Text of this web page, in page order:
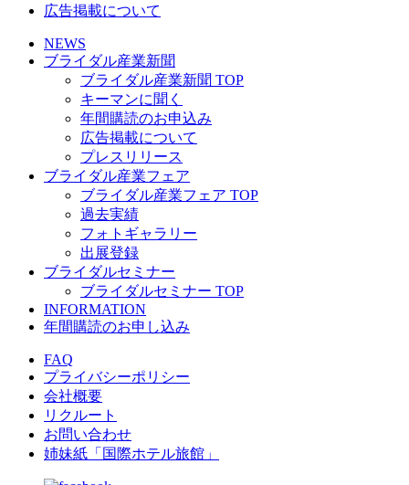
広告掲載について
NEWS
ブライダル産業新聞
ブライダル産業新聞 TOP
キーマンに聞く
年間購読のお申込み
広告掲載について
プレスリリース
ブライダル産業フェア
ブライダル産業フェア TOP
過去実績
フォトギャラリー
出展登録
ブライダルセミナー
ブライダルセミナー TOP
INFORMATION
年間購読のお申し込み
FAQ
プライバシーポリシー
会社概要
リクルート
お問い合わせ
姉妹紙「国際ホテル旅館」